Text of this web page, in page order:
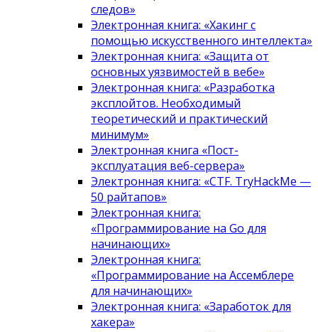
следов»
Электронная книга: «Хакинг с
помощью искусственного интеллекта»
Электронная книга: «Защита от
основных уязвимостей в вебе»
Электронная книга: «Разработка
эксплойтов. Необходимый
теоретический и практический
минимум»
Электронная книга «Пост-
эксплуатация веб-сервера»
Электронная книга: «CTF. TryHackMe —
50 райтапов»
Электронная книга:
«Программирование на Go для
начинающих»
Электронная книга:
«Программирование на Ассемблере
для начинающих»
Электронная книга: «Заработок для
хакера»